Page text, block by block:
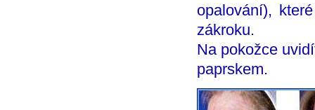
opalování),
zákroku.
Na pokožce
paprskem.